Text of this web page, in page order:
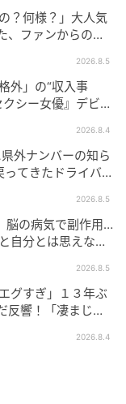
？何様？」大人気
、ファンからの
2026.8.5
外」の“収入事
シー女優』デビュ
2026.8.4
外ナンバーの知ら
てきたドライバー
2026.8.5
脳の病気で副作用…
自分とは思えなか
2026.8.5
グすぎ」１３年ぶ
反響！「凄まじく
2026.8.4